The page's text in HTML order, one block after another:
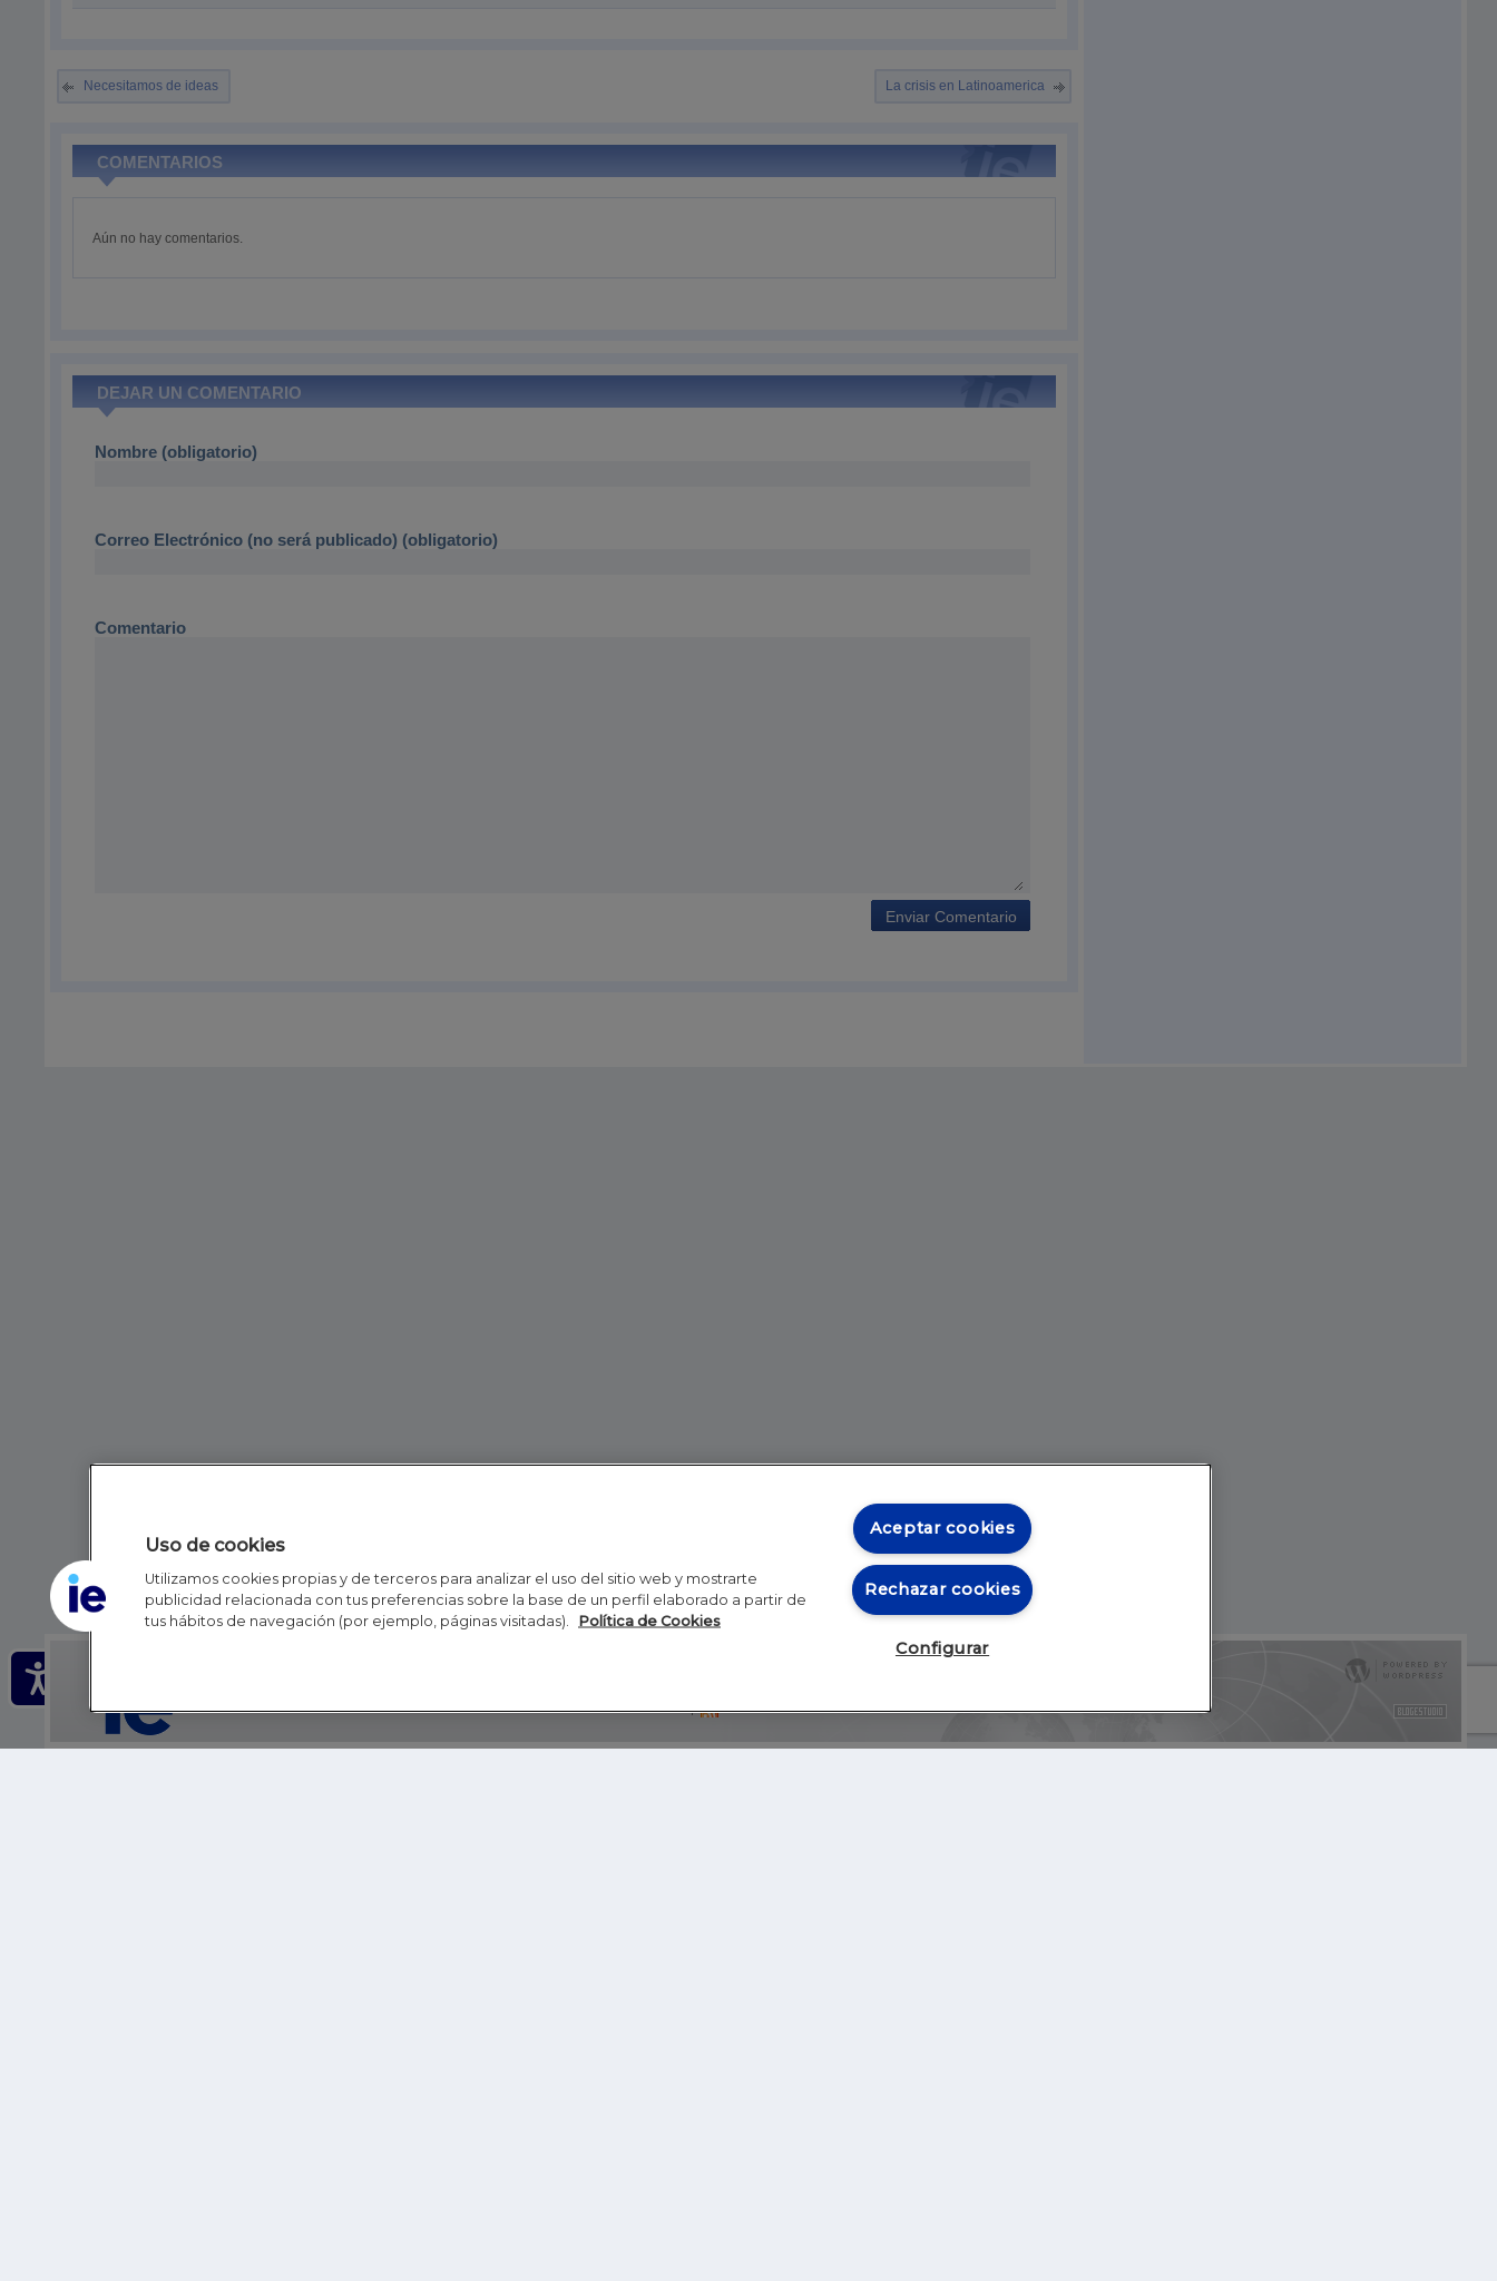
Necesitamos de ideas La crisis en Latinoamerica
COMENTARIOS
Aún no hay comentarios.
DEJAR UN COMENTARIO
Nombre (obligatorio)
Correo Electrónico (no será publicado) (obligatorio)
Comentario
Inicio RSS
Uso de cookies
Utilizamos cookies propias y de terceros para analizar el uso del sitio web y mostrarte
publicidad relacionada con tus preferencias sobre la base de un perfil elaborado a partir de
tus hábitos de navegación (por ejemplo, páginas visitadas).
Política de Cookies
Aceptar cookies
Rechazar cookies
Configurar